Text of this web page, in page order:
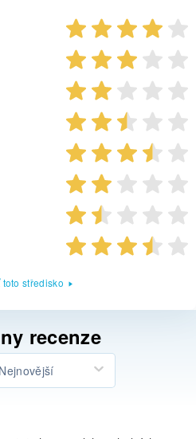
středisko
recenze
Nejnovější